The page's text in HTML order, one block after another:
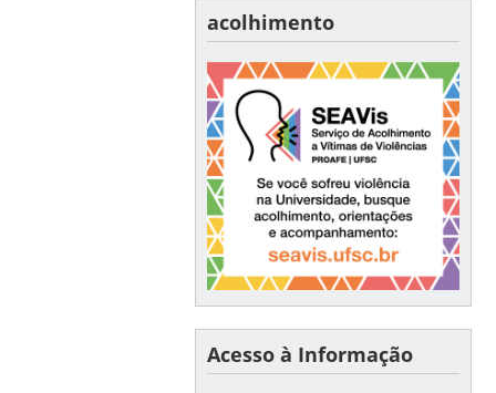
acolhimento
Acesso à Informação